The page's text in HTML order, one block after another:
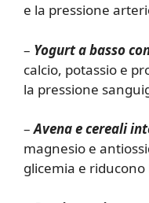
e la pressione
– Yogurt a basso
calcio, potassio e
la pressione
–Avena e cereali
magnesio e
glicemia e riducono